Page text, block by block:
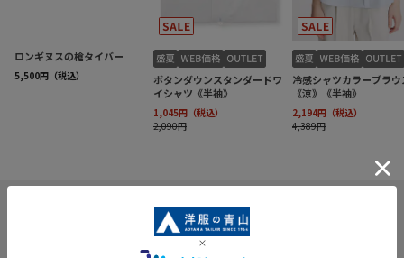
INFORMATION